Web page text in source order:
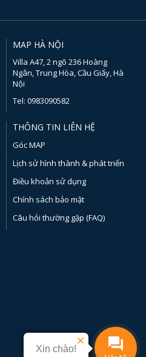
MAP HÀ NỘI
Villa A47, 2 ngõ 236 Hoàng
Ngân, Trung Hòa, Cầu Giấy, Hà
Nội
Tel: 0983090582
THÔNG TIN LIÊN HỆ
Góc MAP
Lịch sử hình thành & phát triển
Điều khoản sử dụng
Chính sách bảo mật
Câu hỏi thường gặp (FAQ)
Liên hệ
Xin chào!